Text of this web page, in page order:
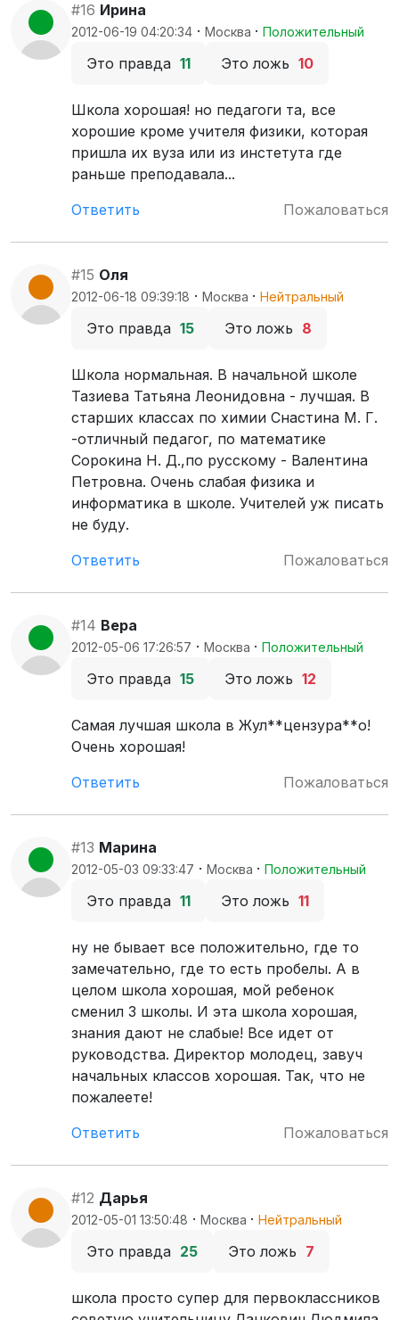
#16 Ирина
2012-06-19 04:20:34 · Москва · Положительный
Это правда 11 Это ложь 10
Школа хорошая! но педагоги та, все
хорошие кроме учителя физики, которая
пришла их вуза или из инстетута где
раньше преподавала...
Ответить
Пожаловаться
#15 Оля
2012-06-18 09:39:18 · Москва · Нейтральный
Это правда 15 Это ложь 8
Школа нормальная. В начальной школе
Тазиева Татьяна Леонидовна - лучшая. В
старших классах по химии Снастина М. Г.
-отличный педагог, по математике
Сорокина Н. Д.,по русскому - Валентина
Петровна. Очень слабая физика и
информатика в школе. Учителей уж писать
не буду.
Ответить
Пожаловаться
#14 Вера
2012-05-06 17:26:57 · Москва · Положительный
Это правда 15 Это ложь 12
Самая лучшая школа в Жул**цензура**о!
Очень хорошая!
Ответить
Пожаловаться
#13 Марина
2012-05-03 09:33:47 · Москва · Положительный
Это правда 11 Это ложь 11
ну не бывает все положительно, где то
замечательно, где то есть пробелы. А в
целом школа хорошая, мой ребенок
сменил 3 школы. И эта школа хорошая,
знания дают не слабые! Все идет от
руководства. Директор молодец, завуч
начальных классов хорошая. Так, что не
пожалеете!
Ответить
Пожаловаться
#12 Дарья
2012-05-01 13:50:48 · Москва · Нейтральный
Это правда 25 Это ложь 7
школа просто супер для первоклассников